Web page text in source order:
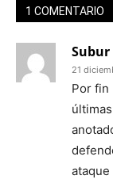
1 COMENTARIO
Subur
21
Por fin